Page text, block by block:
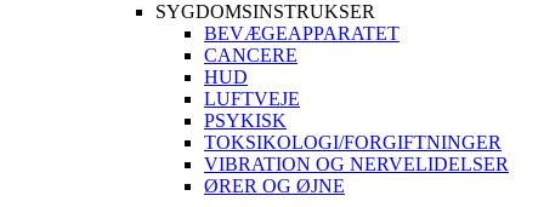
SYGDOMSINSTRUKSER
BEVÆGEAPPARATET
CANCERE
HUD
LUFTVEJE
PSYKISK
TOKSIKOLOGI/FORGIFTNINGER
VIBRATION OG NERVELIDELSER
ØRER OG ØJNE